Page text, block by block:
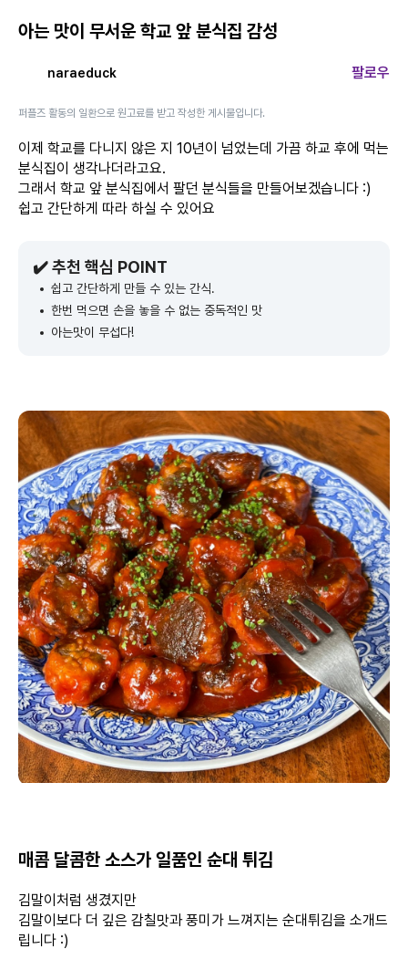
아는 맛이 무서운 학교 앞 분식집 감성
naraeduck 팔로우
퍼플즈 활동의 일환으로 원고료를 받고 작성한 게시물입니다.
이제 학교를 다니지 않은 지 10년이 넘었는데 가끔 하교 후에 먹는
분식집이 생각나더라고요.
그래서 학교 앞 분식집에서 팔던 분식들을 만들어보겠습니다 :)
쉽고 간단하게 따라 하실 수 있어요
✔️ 추천 핵심 POINT
쉽고 간단하게 만들 수 있는 간식.
한번 먹으면 손을 놓을 수 없는 중독적인 맛
아는맛이 무섭다!
매콤 달콤한 소스가 일품인 순대 튀김
김말이처럼 생겼지만
김말이보다 더 깊은 감칠맛과 풍미가 느껴지는 순대튀김을 소개드
립니다 :)